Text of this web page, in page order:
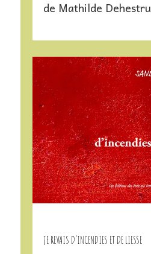
de Mathilde Dehestru
JE REVAIS D’INCENDIES ET DE LIESSE